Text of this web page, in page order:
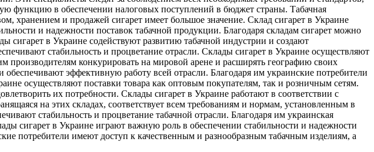
функцию в обеспечении налоговых поступлений в бюджет страны. Табачная
хранением и продажей сигарет имеет большое значение. Склад сигарет в Украине
и надежности поставок табачной продукции. Благодаря складам сигарет можно
сигарет в Украине содействуют развитию табачной индустрии и создают
стабильность и процветание отрасли. Склады сигарет в Украине осуществляют
конкурировать на мировой арене и расширять географию своих
эффективную работу всей отрасли. Благодаря им украинские потребители
осуществляют поставки товара как оптовым покупателям, так и розничным сетям.
их потребности. Склады сигарет в Украине работают в соответствии с
на этих складах, соответствует всем требованиям и нормам, установленным в
стабильность и процветание табачной отрасли. Благодаря им украинская
сигарет в Украине играют важную роль в обеспечении стабильности и надежности
потребители имеют доступ к качественным и разнообразным табачным изделиям, а